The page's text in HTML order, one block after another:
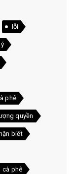
lỗi
phê
quyền
biết
cà phê